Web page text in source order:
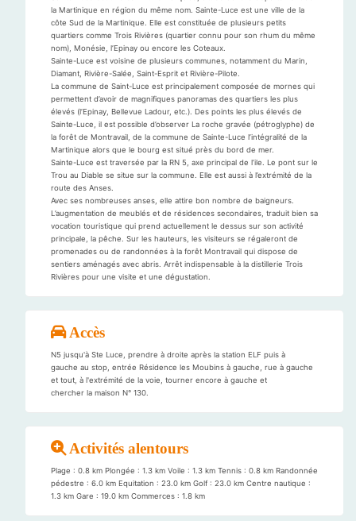
la Martinique en région du même nom. Sainte-Luce est une ville de la
côte Sud de la Martinique. Elle est constituée de plusieurs petits
quartiers comme Trois Rivières (quartier connu pour son rhum du même
nom), Monésie, l’Epinay ou encore les Coteaux.
Sainte-Luce est voisine de plusieurs communes, notamment du Marin,
Diamant, Rivière-Salée, Saint-Esprit et Rivière-Pilote.
La commune de Saint-Luce est principalement composée de mornes qui
permettent d’avoir de magnifiques panoramas des quartiers les plus
élevés (l’Epinay, Bellevue Ladour, etc.). Des points les plus élevés de
Sainte-Luce, il est possible d’observer La roche gravée (pétroglyphe) de
la forêt de Montravail, de la commune de Sainte-Luce l’intégralité de la
Martinique alors que le bourg est situé près du bord de mer.
Sainte-Luce est traversée par la RN 5, axe principal de l’ile. Le pont sur le
Trou au Diable se situe sur la commune. Elle est aussi à l’extrémité de la
route des Anses.
Avec ses nombreuses anses, elle attire bon nombre de baigneurs.
L’augmentation de meublés et de résidences secondaires, traduit bien sa
vocation touristique qui prend actuellement le dessus sur son activité
principale, la pêche. Sur les hauteurs, les visiteurs se régaleront de
promenades ou de randonnées à la forêt Montravail qui dispose de
sentiers aménagés avec abris. Arrêt indispensable à la distillerie Trois
Rivières pour une visite et une dégustation.
Accès
N5 jusqu'à Ste Luce, prendre à droite après la station ELF puis à
gauche au stop, entrée Résidence les Moubins à gauche, rue à gauche
et tout, à l'extrémité de la voie, tourner encore à gauche et
chercher la maison N° 130.
Activités alentours
Plage : 0.8 km Plongée : 1.3 km Voile : 1.3 km Tennis : 0.8 km Randonnée
pédestre : 6.0 km Equitation : 23.0 km Golf : 23.0 km Centre nautique :
1.3 km Gare : 19.0 km Commerces : 1.8 km